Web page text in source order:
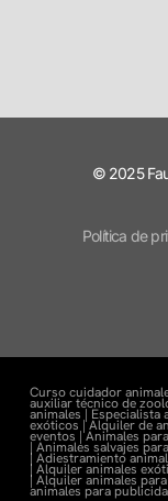
© 2025
Política de
Curso cuidador
auxiliar técnico de
animales | Especialista
exóticos |Alquiler de
eventos |Animales
| Animales salvajes
| Adiestramiento
| Alquiler animales
| Alquiler animales
animales para